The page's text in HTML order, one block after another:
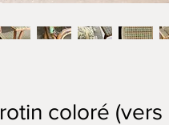
coloré (vers